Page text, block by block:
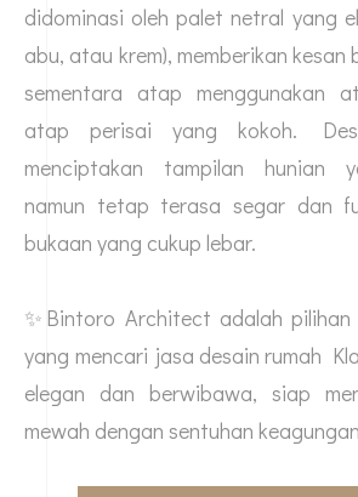
didominasi oleh palet netral yang
abu, atau krem), memberikan kesan
sementara atap menggunakan
atap perisai yang kokoh.
menciptakan tampilan hunian
namun tetap terasa segar dan
bukaan yang cukup lebar.
✨Bintoro Architect adalah
yang mencari jasa desain rumah
elegan dan berwibawa, siap
mewah dengan sentuhan